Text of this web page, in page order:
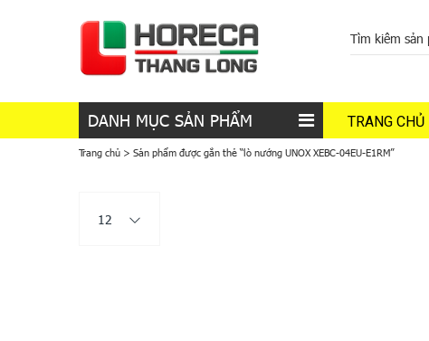
DANH MỤC SẢN PHẨM TRANG CHỦ
Trang chủ > Sản phẩm được gắn thẻ “lò nướng UNOX XEBC-04EU-E1RM”
12